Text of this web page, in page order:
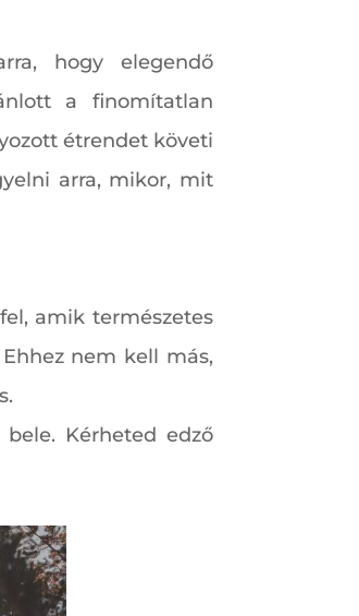
hogy elegendő
a finomítatlan
étrendet követi
arra, mikor, mit
amik természetes
nem kell más,
Kérheted edző